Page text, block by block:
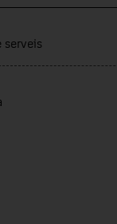
serveis